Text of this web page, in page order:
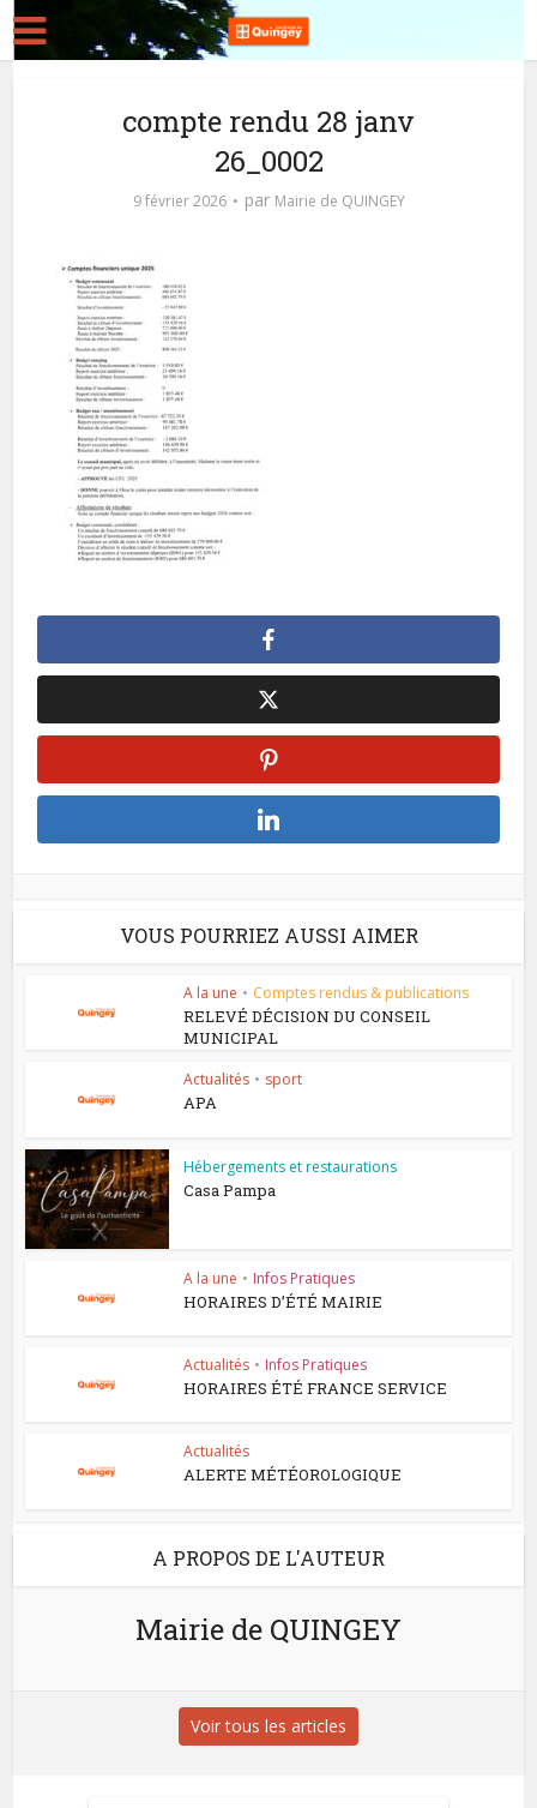
compte rendu 28 janv
26_0002
9 février 2026 par Mairie de QUINGEY
VOUS POURRIEZ AUSSI AIMER
A la une • Comptes rendus & publications
RELEVÉ DÉCISION DU CONSEIL
MUNICIPAL
Actualités • sport
APA
Hébergements et restaurations
Casa Pampa
A la une • Infos Pratiques
HORAIRES D’ÉTÉ MAIRIE
Actualités • Infos Pratiques
HORAIRES ÉTÉ FRANCE SERVICE
Actualités
ALERTE MÉTÉOROLOGIQUE
A PROPOS DE L'AUTEUR
Mairie de QUINGEY
Voir tous les articles